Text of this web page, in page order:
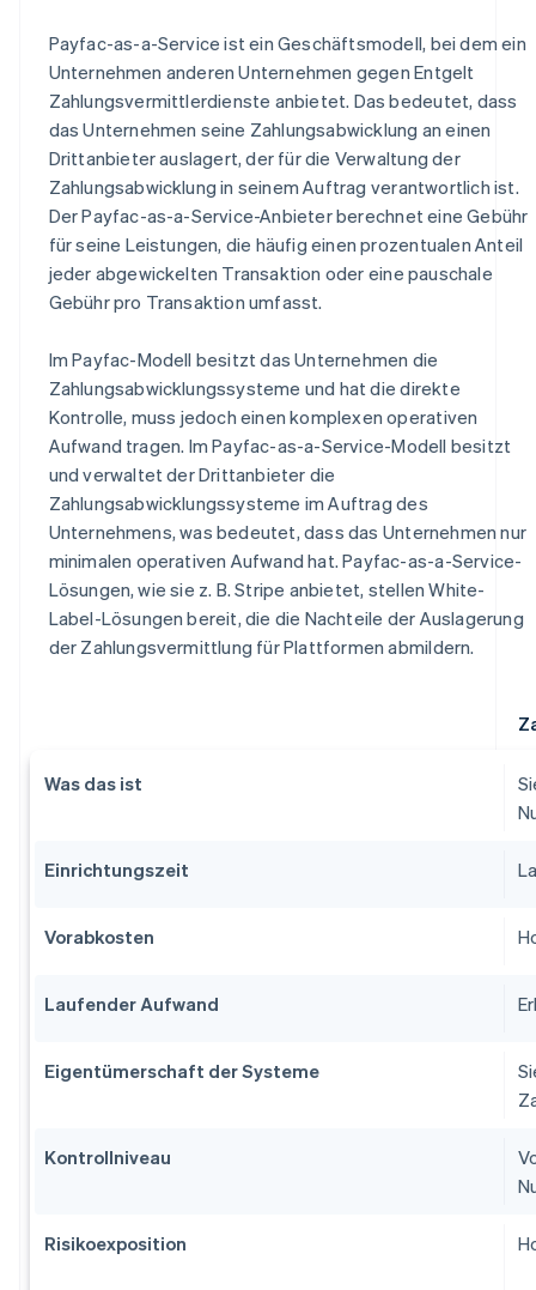
Payfac-as-a-Service ist ein Geschäftsmodell, bei dem ein
Unternehmen anderen Unternehmen gegen Entgelt
Zahlungsvermittlerdienste anbietet. Das bedeutet, dass
das Unternehmen seine Zahlungsabwicklung an einen
Drittanbieter auslagert, der für die Verwaltung der
Zahlungsabwicklung in seinem Auftrag verantwortlich ist.
Der Payfac-as-a-Service-Anbieter berechnet eine Gebühr
für seine Leistungen, die häufig einen prozentualen Anteil
jeder abgewickelten Transaktion oder eine pauschale
Gebühr pro Transaktion umfasst.
Im Payfac-Modell besitzt das Unternehmen die
Zahlungsabwicklungssysteme und hat die direkte
Kontrolle, muss jedoch einen komplexen operativen
Aufwand tragen. Im Payfac-as-a-Service-Modell besitzt
und verwaltet der Drittanbieter die
Zahlungsabwicklungssysteme im Auftrag des
Unternehmens, was bedeutet, dass das Unternehmen nur
minimalen operativen Aufwand hat. Payfac-as-a-Service-
Lösungen, wie sie z. B. Stripe anbietet, stellen White-
Label-Lösungen bereit, die die Nachteile der Auslagerung
der Zahlungsvermittlung für Plattformen abmildern.
Was das ist
Einrichtungszeit
Vorabkosten
Laufender Aufwand
Eigentümerschaft der Systeme
Kontrollniveau
Risikoexposition